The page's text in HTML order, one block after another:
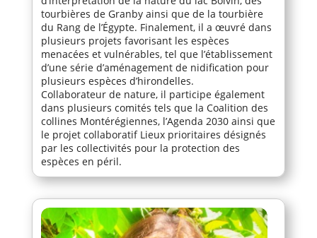
tourbières de Granby ainsi que de la tourbière
du Rang de l’Égypte. Finalement, il a œuvré dans
plusieurs projets favorisant les espèces
menacées et vulnérables, tel que l’établissement
d’une série d’aménagement de nidification pour
plusieurs espèces d’hirondelles.
Collaborateur de nature, il participe également
dans plusieurs comités tels que la Coalition des
collines Montérégiennes, l’Agenda 2030 ainsi que
le projet collaboratif Lieux prioritaires désignés
par les collectivités pour la protection des
espèces en péril.